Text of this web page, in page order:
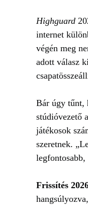
Highguard
internet
végén meg
adott válasz
Bár úgy tűnt,
stúdióvezető
játékosok
szeretnek.
legfontosabb,
Frissítés